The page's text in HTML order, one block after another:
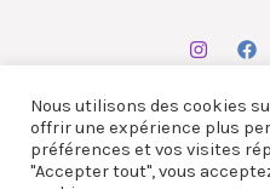
Nous utilisons des cookies
offrir une expérience plus
préférences et vos visites
"Accepter tout", vous